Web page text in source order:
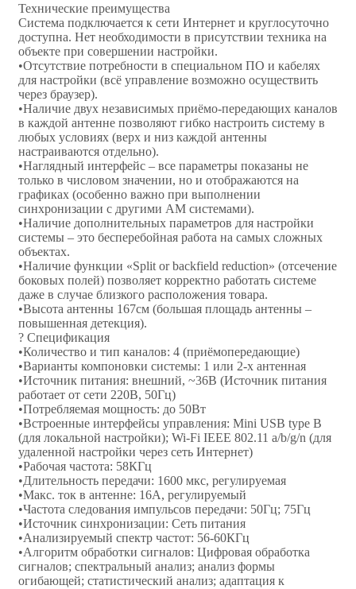
Технические преимущества
Система подключается к сети Интернет и круглосуточно
доступна. Нет необходимости в присутствии техника на
объекте при совершении настройки.
•Отсутствие потребности в специальном ПО и кабелях
для настройки (всё управление возможно осуществить
через браузер).
•Наличие двух независимых приёмо-передающих каналов
в каждой антенне позволяют гибко настроить систему в
любых условиях (верх и низ каждой антенны
настраиваются отдельно).
•Наглядный интерфейс – все параметры показаны не
только в числовом значении, но и отображаются на
графиках (особенно важно при выполнении
синхронизации с другими АМ системами).
•Наличие дополнительных параметров для настройки
системы – это бесперебойная работа на самых сложных
объектах.
•Наличие функции «Split or backfield reduction» (отсечение
боковых полей) позволяет корректно работать системе
даже в случае близкого расположения товара.
•Высота антенны 167см (большая площадь антенны –
повышенная детекция).
? Спецификация
•Количество и тип каналов: 4 (приёмопередающие)
•Варианты компоновки системы: 1 или 2-х антенная
•Источник питания: внешний, ~36В (Источник питания
работает от сети 220В, 50Гц)
•Потребляемая мощность: до 50Вт
•Встроенные интерфейсы управления: Mini USB type B
(для локальной настройки); Wi-Fi IEEE 802.11 a/b/g/n (для
удаленной настройки через сеть Интернет)
•Рабочая частота: 58КГц
•Длительность передачи: 1600 мкс, регулируемая
•Макс. ток в антенне: 16А, регулируемый
•Частота следования импульсов передачи: 50Гц; 75Гц
•Источник синхронизации: Сеть питания
•Анализируемый спектр частот: 56-60КГц
•Алгоритм обработки сигналов: Цифровая обработка
сигналов; спектральный анализ; анализ формы
огибающей; статистический анализ; адаптация к